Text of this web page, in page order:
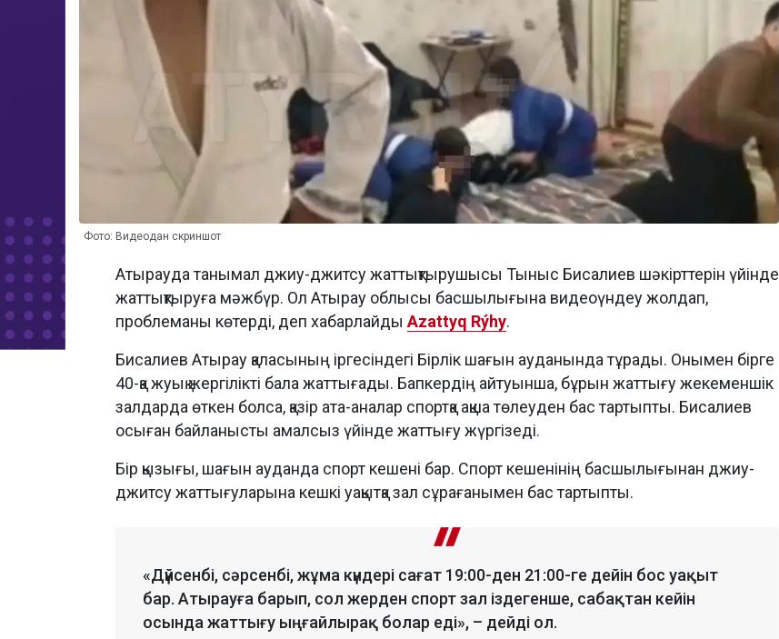
Фото: Видеодан скриншот
Атырауда танымал джиу-джитсу жаттықтырушысы Тыныс Бисалиев шәкірттерін үйінде
жаттықтыруға мәжбүр. Ол Атырау облысы басшылығына видеоүндеу жолдап,
проблеманы көтерді, деп хабарлайды Azattyq Rýhy.
Бисалиев Атырау қаласының іргесіндегі Бірлік шағын ауданында тұрады. Онымен бірге
40-қа жуық жергілікті бала жаттығады. Бапкердің айтуынша, бұрын жаттығу жекеменшік
залдарда өткен болса, қазір ата-аналар спортқа ақша төлеуден бас тартыпты. Бисалиев
осыған байланысты амалсыз үйінде жаттығу жүргізеді.
Бір қызығы, шағын ауданда спорт кешені бар. Спорт кешенінің басшылығынан джиу-
джитсу жаттығуларына кешкі уақытқа зал сұрағанымен бас тартыпты.
«Дүйсенбі, сәрсенбі, жұма күндері сағат 19:00-ден 21:00-ге дейін бос уақыт
бар. Атырауға барып, сол жерден спорт зал іздегенше, сабақтан кейін
осында жаттығу ыңғайлырақ болар еді», – дейді ол.